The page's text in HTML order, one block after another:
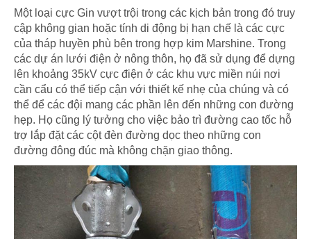
Một loại cực Gin vượt trội trong các kịch bản trong đó truy
cập không gian hoặc tính di động bị hạn chế là các cực
của tháp huyền phù bên trong hợp kim Marshine. Trong
các dự án lưới điện ở nông thôn, họ đã sử dụng để dựng
lên khoảng 35kV cực điện ở các khu vực miền núi nơi
cần cẩu có thể tiếp cận với thiết kế nhẹ của chúng và có
thể để các đội mang các phần lên đến những con đường
hẹp. Họ cũng lý tưởng cho việc bảo trì đường cao tốc hỗ
trợ lắp đặt các cột đèn đường dọc theo những con
đường đông đúc mà không chặn giao thông.